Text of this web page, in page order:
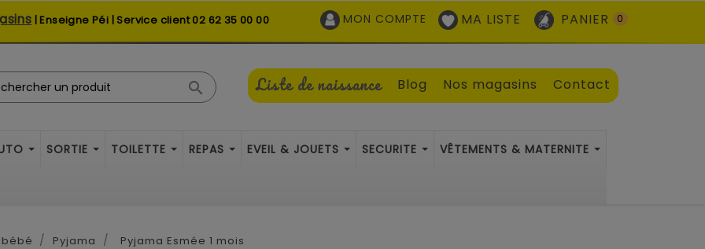
| Enseigne Péi | Service client02 62 35 00 00 MON COMPTE MA LISTE PANIER 0
Liste de naissance Blog Nos magasins Contact

SORTIE TOILETTE REPAS EVEIL & JOUETS SECURITE VÊTEMENTS & MATERNITE
Pyjama Pyjama Esmée 1 mois